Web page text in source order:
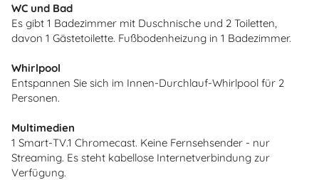
WC und Bad
Es gibt 1 Badezimmer mit Duschnische und 2 Toiletten,
davon 1 Gästetoilette. Fußbodenheizung in 1 Badezimmer.
Whirlpool
Entspannen Sie sich im Innen-Durchlauf-Whirlpool für 2
Personen.
Multimedien
1 Smart-TV.1 Chromecast. Keine Fernsehsender - nur
Streaming. Es steht kabellose Internetverbindung zur
Verfügung.